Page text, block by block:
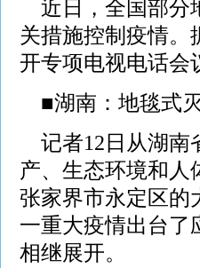
近日，全国部分
关措施控制疫情。
开专项电视电话会
■湖南：地毯式
记者12日从湖南
产、生态环境和
张家界市永定区的
一重大疫情出台了
相继展开。